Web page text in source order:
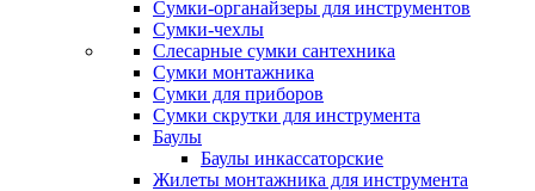
Сумки-органайзеры для инструментов
Сумки-чехлы
Слесарные сумки сантехника
Сумки монтажника
Сумки для приборов
Сумки скрутки для инструмента
Баулы
Баулы инкассаторские
Жилеты монтажника для инструмента